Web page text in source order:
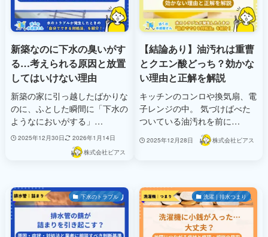
新築なのに下水の臭いがす
る…考えられる原因と放置
してはいけない理由
新築の家に引っ越したばかりな
のに、ふとした瞬間に「下水の
ようなにおいがする」…
2025年12月30日
2026年1月14日
株式会社ビアス
【結論あり】油汚れは重曹
とクエン酸どっち？効かな
い理由と正解を解説
キッチンのコンロや換気扇、電
子レンジの中。 気づけばべた
ついている油汚れを前に…
2025年12月28日 株式会社ビアス
下水のトラブル 洗濯｜排水つまり